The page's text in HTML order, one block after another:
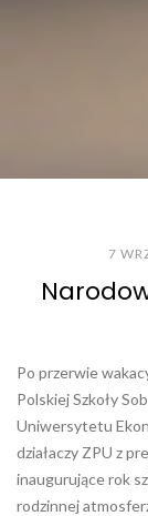
7
Po przerwie
Polskiej Szkoły
Uniwersytetu
działaczy ZPU z
inaugurujące rok
rodzinnej